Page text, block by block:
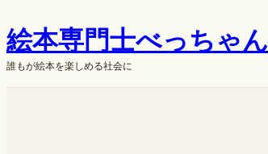
容
を
ス
絵本専門士べっちゃん
誰もが絵本を楽しめる社会に